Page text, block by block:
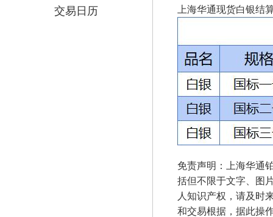
交易日历
上海华通现货白银结
免责声明：上海华通
括但不限于文字、图
人知识产权，请及时
和交易根据，据此操